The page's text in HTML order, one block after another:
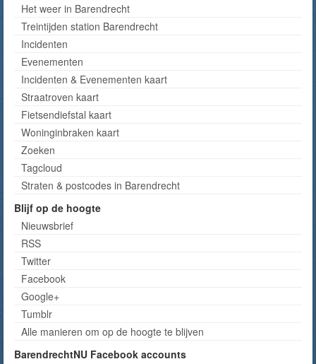
Het weer in Barendrecht
Treintijden station Barendrecht
Incidenten
Evenementen
Incidenten & Evenementen kaart
Straatroven kaart
Fietsendiefstal kaart
Woninginbraken kaart
Zoeken
Tagcloud
Straten & postcodes in Barendrecht
Blijf op de hoogte
Nieuwsbrief
RSS
Twitter
Facebook
Google+
Tumblr
Alle manieren om op de hoogte te blijven
BarendrechtNU Facebook accounts